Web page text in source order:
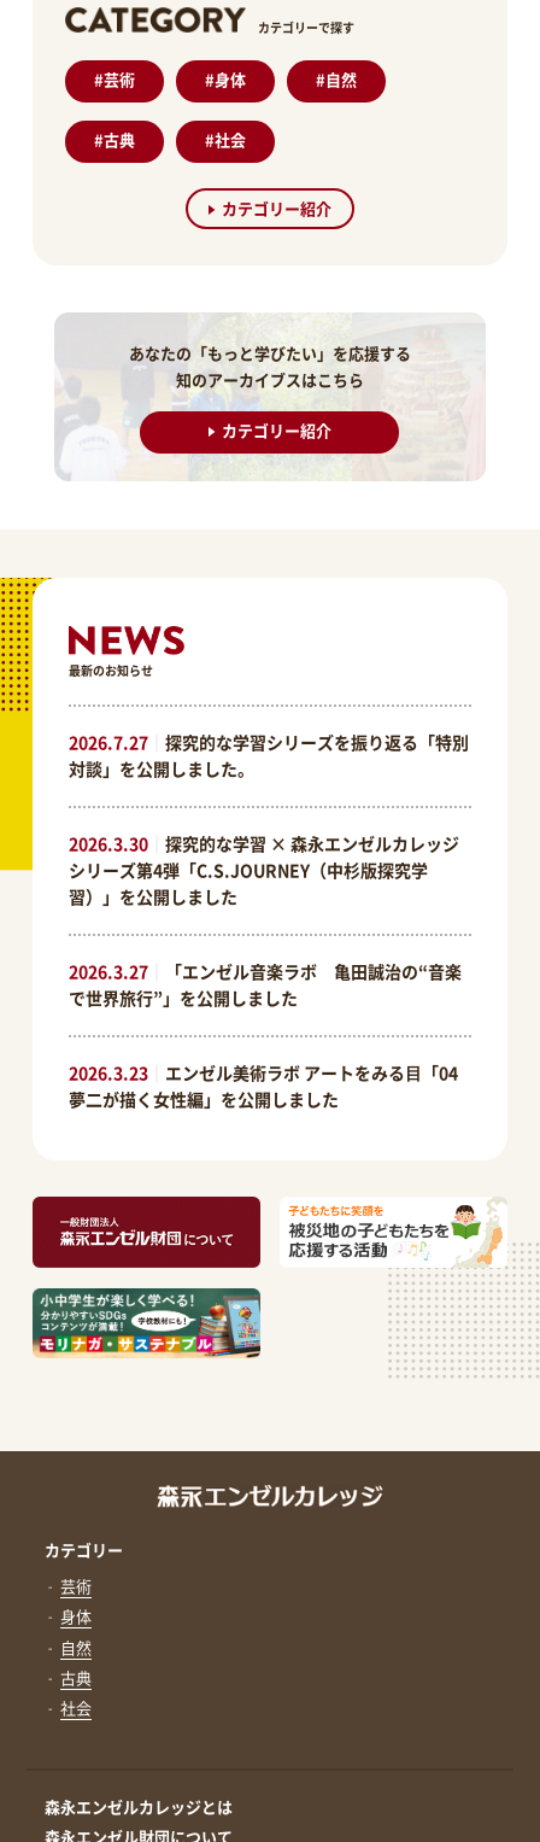
カテゴリーで探す
カテゴリー紹介
#芸術 #身体 #自然
#古典 #社会
あなたの「もっと学びたい」を応援する
知のアーカイブスはこちら
カテゴリー紹介
最新のお知らせ
2026.7.27｜ 探究的な学習シリーズを振り返る「特別
対談」を公開しました。
2026.3.30｜ 探究的な学習 × 森永エンゼルカレッジ
シリーズ第4弾「C.S.JOURNEY（中杉版探究学
習）」を公開しました
2026.3.27｜
「エンゼル音楽ラボ 亀田誠治の“音楽
で世界旅行”」を公開しました
2026.3.23｜ エンゼル美術ラボ アートをみる⽬「04
夢二が描く女性編」を公開しました
カテゴリー
芸術
身体
自然
古典
社会
森永エンゼルカレッジとは
森永エンゼル財団について